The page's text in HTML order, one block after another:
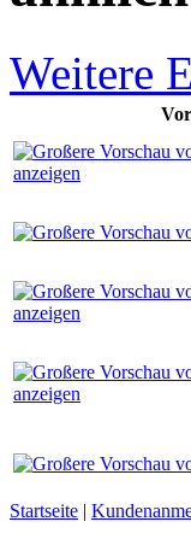
Weitere
Startseite |